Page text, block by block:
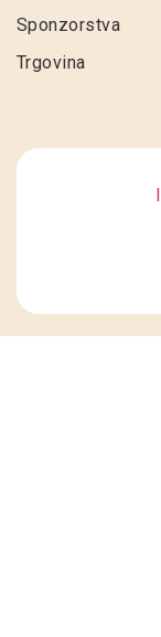
Sponzorstva
Trgovina